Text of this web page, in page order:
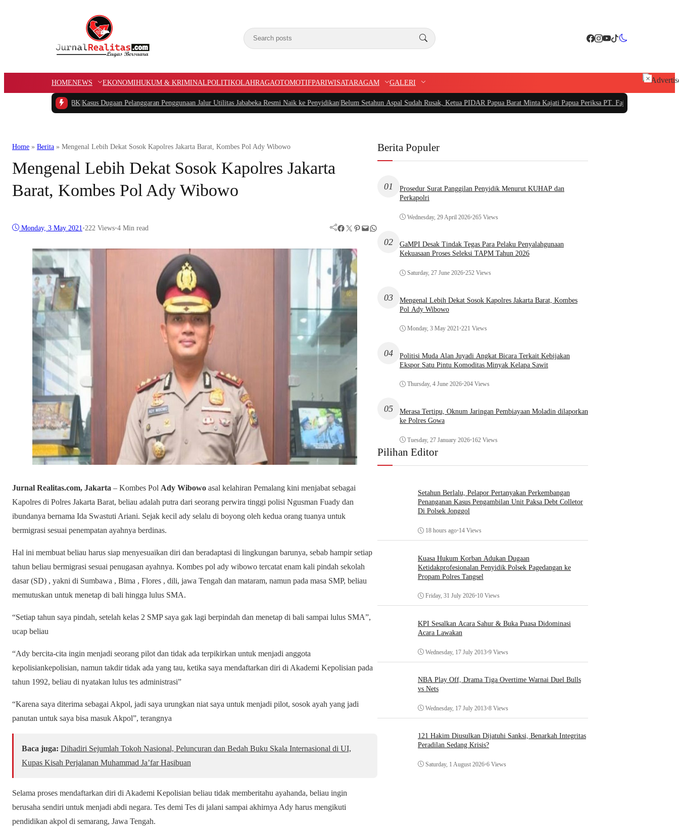
HOMENEWS EKONOMIHUKUM & KRIMINALPOLITIKOLAHRAGAOTOMOTIFPARIWISATARAGAM GALERI
Kasus Dugaan Pelanggaran Penggunaan Jalur Utilitas Jababeka Resmi Naik ke Penyidikan|Belum Setahun Aspal Sudah Rusak, Ketua PIDAR Papua Barat Minta Kajati Papua Periksa PT. Fajar Papua|PT Sarana Pembangunan
Home » Berita » Mengenal Lebih Dekat Sosok Kapolres Jakarta Barat, Kombes Pol Ady Wibowo
Mengenal Lebih Dekat Sosok Kapolres Jakarta
Barat, Kombes Pol Ady Wibowo
Monday, 3 May 2021 •222 Views•4 Min read Facebook Twitter Pinterest Mail WhatsApp
Jurnal Realitas.com, Jakarta – Kombes Pol Ady Wibowo asal kelahiran Pemalang kini menjabat sebagai
Kapolres di Polres Jakarta Barat, beliau adalah putra dari seorang perwira tinggi polisi Ngusman Fuady dan
ibundanya bernama Ida Swastuti Ariani. Sejak kecil ady selalu di boyong oleh kedua orang tuanya untuk
bermigrasi sesuai penempatan ayahnya berdinas.
Hal ini membuat beliau harus siap menyesuaikan diri dan beradaptasi di lingkungan barunya, sebab hampir setiap
tahun beliau bermigrasi sesuai penugasan ayahnya. Kombes pol ady wibowo tercatat enam kali pindah sekolah
dasar (SD) , yakni di Sumbawa , Bima , Flores , dili, jawa Tengah dan mataram, namun pada masa SMP, beliau
memutuskan untuk menetap di bali hingga lulus SMA.
“Setiap tahun saya pindah, setelah kelas 2 SMP saya gak lagi berpindah dan menetap di bali sampai lulus SMA”,
ucap beliau
“Ady bercita-cita ingin menjadi seorang pilot dan tidak ada terpikirkan untuk menjadi anggota
kepolisiankepolisian, namun takdir tidak ada yang tau, ketika saya mendaftarkan diri di Akademi Kepolisian pada
tahun 1992, beliau di nyatakan lulus tes administrasi”
“Karena saya diterima sebagai Akpol, jadi saya urungkan niat saya untuk menjadi pilot, sosok ayah yang jadi
panutan untuk saya bisa masuk Akpol”, terangnya
Baca juga: Dihadiri Sejumlah Tokoh Nasional, Peluncuran dan Bedah Buku Skala Internasional di UI,
Kupas Kisah Perjalanan Muhammad Ja’far Hasibuan
Selama proses mendaftarkan diri di Akademi Kepolisian beliau tidak memberitahu ayahanda, beliau ingin
berusaha sendiri untuk menjadi abdi negara. Tes demi Tes di jalani sampai akhirnya Ady harus mengikuti
pendidikan akpol di semarang, Jawa Tengah.
Berita Populer
01
Prosedur Surat Panggilan Penyidik Menurut KUHAP dan
Perkapolri
Wednesday, 29 April 2026•265 Views
02
GaMPI Desak Tindak Tegas Para Pelaku Penyalahgunaan
Kekuasaan Proses Seleksi TAPM Tahun 2026
Saturday, 27 June 2026•252 Views
03
Mengenal Lebih Dekat Sosok Kapolres Jakarta Barat, Kombes
Pol Ady Wibowo
Monday, 3 May 2021•221 Views
04
Politisi Muda Alan Juyadi Angkat Bicara Terkait Kebijakan
Ekspor Satu Pintu Komoditas Minyak Kelapa Sawit
Thursday, 4 June 2026•204 Views
05
Merasa Tertipu, Oknum Jaringan Pembiayaan Moladin dilaporkan
ke Polres Gowa
Tuesday, 27 January 2026•162 Views
Pilihan Editor
Setahun Berlalu, Pelapor Pertanyakan Perkembangan
Penanganan Kasus Pengambilan Unit Paksa Debt Colletor
Di Polsek Jonggol
18 hours ago•14 Views
Kuasa Hukum Korban Adukan Dugaan
Ketidakprofesionalan Penyidik Polsek Pagedangan ke
Propam Polres Tangsel
Friday, 31 July 2026•10 Views
KPI Sesalkan Acara Sahur & Buka Puasa Didominasi
Acara Lawakan
Wednesday, 17 July 2013•9 Views
NBA Play Off, Drama Tiga Overtime Warnai Duel Bulls
vs Nets
Wednesday, 17 July 2013•8 Views
121 Hakim Diusulkan Dijatuhi Sanksi, Benarkah Integritas
Peradilan Sedang Krisis?
Saturday, 1 August 2026•6 Views
×